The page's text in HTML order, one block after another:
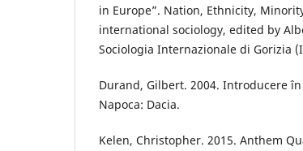
in Europe”. Nation, Ethnicity,
international sociology, edited by
Sociologia Internazionale di Gorizia
Durand, Gilbert. 2004. Introducere
Napoca: Dacia.
Kelen, Christopher. 2015. Anthem